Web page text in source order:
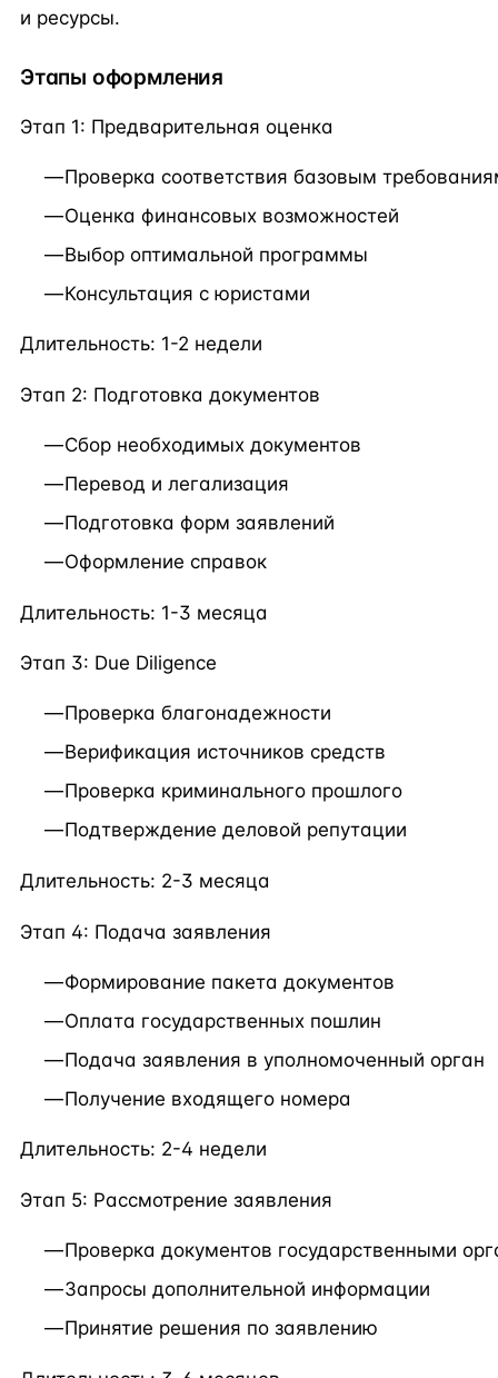
и ресурсы.
Этапы оформления
Этап 1: Предварительная оценка
Проверка соответствия базовым
Оценка финансовых возможностей
Выбор оптимальной программы
Консультация с юристами
Длительность: 1-2 недели
Этап 2: Подготовка документов
Сбор необходимых документов
Перевод и легализация
Подготовка форм заявлений
Оформление справок
Длительность: 1-3 месяца
Этап 3: Due Diligence
Проверка благонадежности
Верификация источников средств
Проверка криминального прошлого
Подтверждение деловой репутации
Длительность: 2-3 месяца
Этап 4: Подача заявления
Формирование пакета документов
Оплата государственных пошлин
Подача заявления в уполномоченный орган
Получение входящего номера
Длительность: 2-4 недели
Этап 5: Рассмотрение заявления
Проверка документов государственными
Запросы дополнительной информации
Принятие решения по заявлению